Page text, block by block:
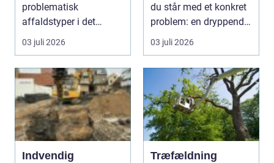
problematisk
affaldstyper i det
moderne samfund,
fordi se...
03 juli 2026
du står med et konkret
problem: en dryppende
vandha...
03 juli 2026
Indvendig
Træfældning